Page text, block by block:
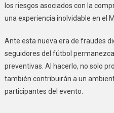
los riesgos asociados con la
una experiencia inolvidable en el
Ante esta nueva era de fraudes
seguidores del fútbol
preventivas. Al hacerlo, no solo
también contribuirán a un
participantes del evento.